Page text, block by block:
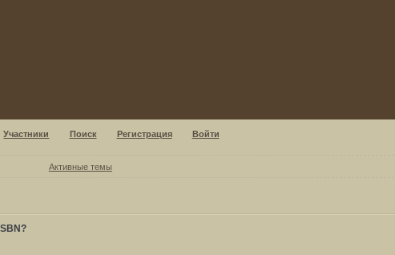
Участники Поиск Регистрация Войти
Активные темы